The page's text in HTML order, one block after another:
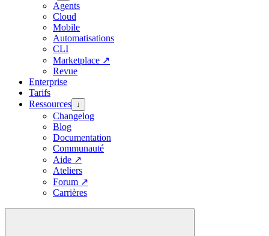
Agents
Cloud
Mobile
Automatisations
CLI
Marketplace ↗
Revue
Enterprise
Tarifs
Ressources ↓
Changelog
Blog
Documentation
Communauté
Aide ↗
Ateliers
Forum ↗
Carrières